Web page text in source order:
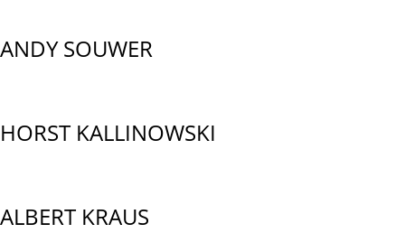
ANDY SOUWER
HORST KALLINOWSKI
ALBERT KRAUS